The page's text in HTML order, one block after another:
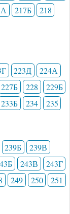
217Б
218
223Д
224А
227Б 228
229Б
233Б 234 235
239Б
239В
243В
243Г
249 250
251